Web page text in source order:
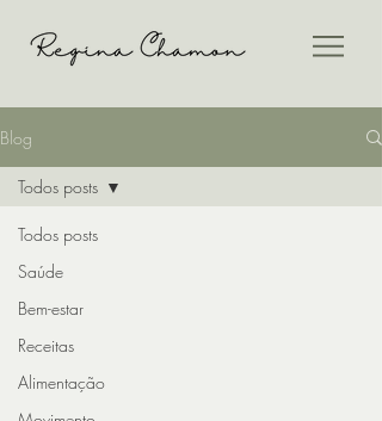
Blog
Todos posts
Saúde
Bem-estar
Receitas
Alimentação
Todos posts